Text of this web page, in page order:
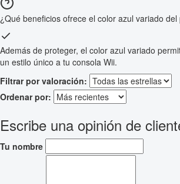
¿Qué beneficios ofrece el color azul variado del
Además de proteger, el color azul variado
un estilo único a tu consola Wii.
Filtrar por valoración:
Ordenar por:
Escribe una opinión de
Tu nombre